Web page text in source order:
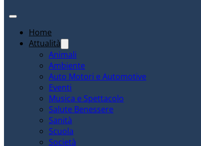
Home
Attualità
Animali
Ambiente
Auto Motori e Automotive
Eventi
Musica e Spettacolo
Salute Benessere
Sanità
Scuola
Società